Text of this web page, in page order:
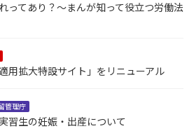
ってあり？～まんが知って役立つ労働法
用拡大特設サイト」をリニューアル
管理庁
習生の妊娠・出産について